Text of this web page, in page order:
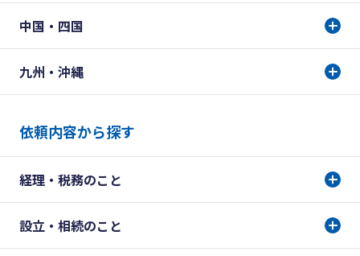
中国・四国
九州・沖縄
依頼内容から探す
経理・税務のこと
設立・相続のこと